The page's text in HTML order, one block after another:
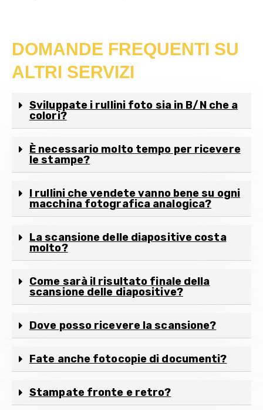
DOMANDE FREQUENTI SU
ALTRI SERVIZI
Sviluppate i rullini foto sia in B/N che a
colori?
È necessario molto tempo per ricevere
le stampe?
I rullini che vendete vanno bene su ogni
macchina fotografica analogica?
La scansione delle diapositive costa
molto?
Come sarà il risultato finale della
scansione delle diapositive?
Dove posso ricevere la scansione?
Fate anche fotocopie di documenti?
Stampate fronte e retro?